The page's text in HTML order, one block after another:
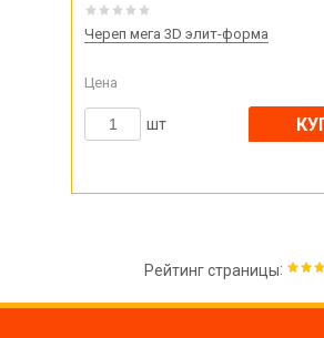
Череп мега 3D элит-форма
Цена
шт
Рейтинг страницы: